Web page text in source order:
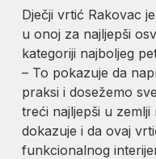
Dječji vrtić Rakovac
u onoj za najljepši
kategoriji najboljeg
– To pokazuje da
praksi i dosežemo
treći najljepši u
dokazuje i da ovaj
funkcionalnog